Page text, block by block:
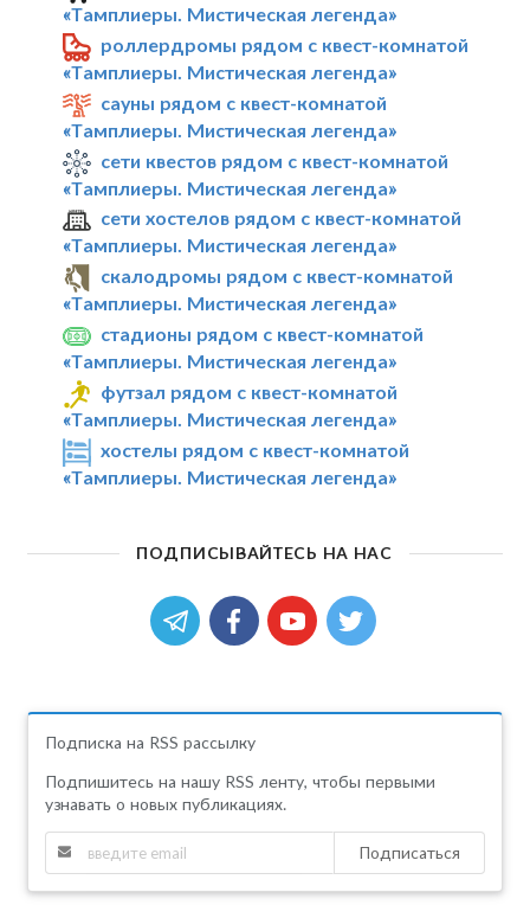
«Тамплиеры. Мистическая легенда»
роллердромы рядом с квест-комнатой
«Тамплиеры. Мистическая легенда»
сауны рядом с квест-комнатой
«Тамплиеры. Мистическая легенда»
сети квестов рядом с квест-комнатой
«Тамплиеры. Мистическая легенда»
сети хостелов рядом с квест-комнатой
«Тамплиеры. Мистическая легенда»
скалодромы рядом с квест-комнатой
«Тамплиеры. Мистическая легенда»
стадионы рядом с квест-комнатой
«Тамплиеры. Мистическая легенда»
футзал рядом с квест-комнатой
«Тамплиеры. Мистическая легенда»
хостелы рядом с квест-комнатой
«Тамплиеры. Мистическая легенда»
ПОДПИСЫВАЙТЕСЬ НА НАС
Подписка на RSS рассылку
Подпишитесь на нашу RSS ленту, чтобы первыми
узнавать о новых публикациях.
Подписаться